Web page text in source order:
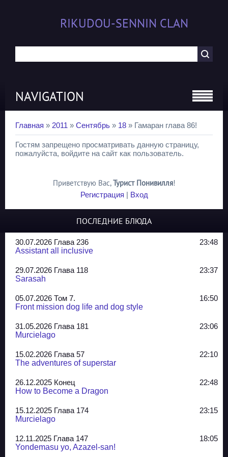
RIKUDOU-SENNIN CLAN
NAVIGATION
Главная » 2011 » Сентябрь » 18 » Гамаран глава 86!
Гостям запрещено просматривать данную страницу,
пожалуйста, войдите на сайт как пользователь.
Приветствую Вас,Турист Понивилля!
Регистрация | Вход
ПОСЛЕДНИЕ БЛЮДА
30.07.2026 Глава 236
23:48
Assistant all inclusive
29.07.2026 Глава 118
23:37
Sarasah
05.07.2026 Том 7.
16:50
Front mission dog life and dog style
31.05.2026 Глава 181
23:06
Murcielago
15.02.2026 Глава 57
22:10
The adventures of superstar
26.12.2025 Конец
22:48
How to Become a Dragon
15.12.2025 Глава 174
23:15
Murcielago
12.11.2025 Глава 147
18:05
Yondemasu yo, Azazel-san!